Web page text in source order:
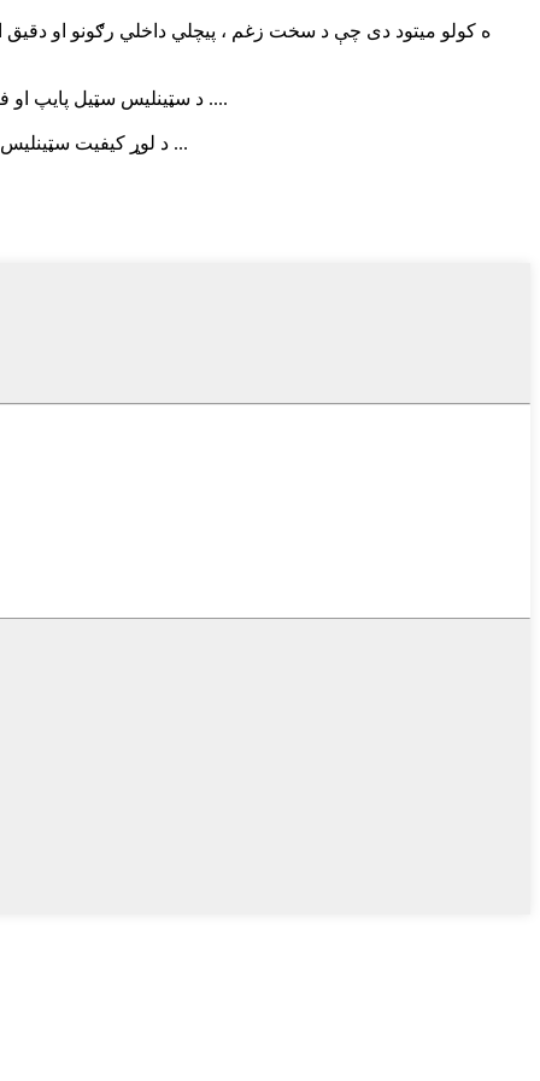
1. د سټینلیس سټیل پایپ او فټینګ غوره حفظ الصحه هرڅوک پوهیږي چې سټینلیس فولاد یو پیژندل شوی صحي توکي دي چې کیدی شي د انسان بدن ته دننه شي ....
01 د لوړ کیفیت سټینلیس سټیل تار شوي پایپ فټینګ: 1. د تار کرسټ باید تیز وي ، حتی پچ او چمکۍ ښکاري. 2. د تار تیریدل د لاس سره مینځل کیدی شي ، دا ...